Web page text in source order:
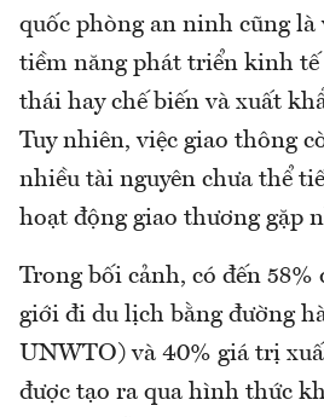
quốc phòng an ninh cũng là
tiềm năng phát triển kinh
thái hay chế biến và xuất
Tuy nhiên, việc giao thông
nhiều tài nguyên chưa thể
hoạt động giao thương gặp
Trong bối cảnh, có đến
giới đi du lịch bằng đường
UNWTO) và 40% giá trị
được tạo ra qua hình thức